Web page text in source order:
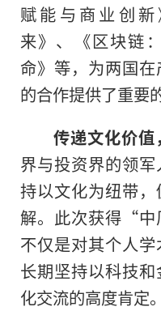
赋能与商业创新
来》、《区块链
命》等，为两国
的合作提供了重要
传递文化价
界与投资界的领
持以文化为纽带
解。此次获得“中
不仅是对其个人
长期坚持以科技
化交流的高度肯定。